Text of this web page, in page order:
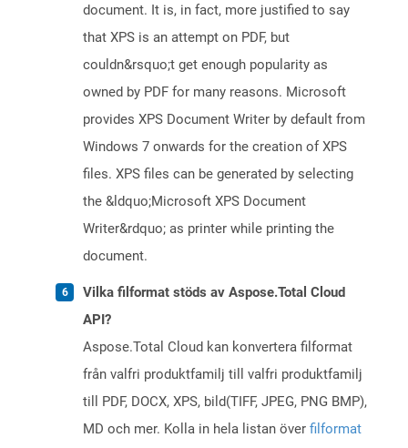
document. It is, in fact, more justified to say
that XPS is an attempt on PDF, but
couldn&rsquo;t get enough popularity as
owned by PDF for many reasons. Microsoft
provides XPS Document Writer by default from
Windows 7 onwards for the creation of XPS
files. XPS files can be generated by selecting
the &ldquo;Microsoft XPS Document
Writer&rdquo; as printer while printing the
document.
Vilka filformat stöds av Aspose.Total Cloud
API?
Aspose.Total Cloud kan konvertera filformat
från valfri produktfamilj till valfri produktfamilj
till PDF, DOCX, XPS, bild(TIFF, JPEG, PNG BMP),
MD och mer. Kolla in hela listan över filformat